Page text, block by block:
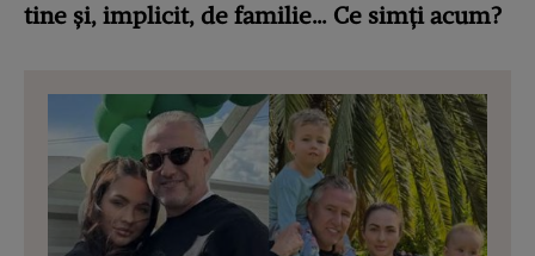
tine și, implicit, de familie… Ce simți acum?